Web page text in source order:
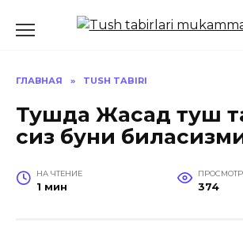
ГЛАВНАЯ » TUSH TABIRI
Тушда Жасад туш
сиз буни
НА ЧТЕНИЕ
1 мин 374